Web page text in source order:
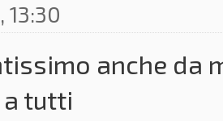
anche da
tutti